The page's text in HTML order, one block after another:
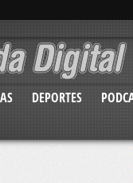
DEPORTES